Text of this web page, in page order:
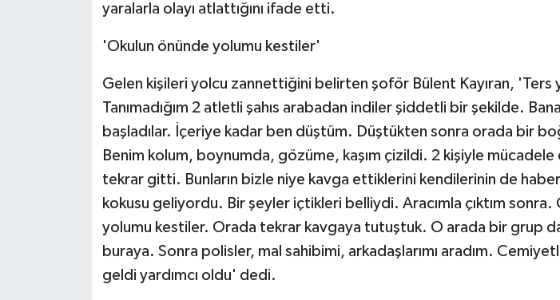
yaralarla olayı atlattığını ifade etti.
'Okulun önünde yolumu kestiler'
Gelen kişileri yolcu zannettiğini belirten şoför Bülent Kayıran, 'Ters
Tanımadığım 2 atletli şahıs arabadan indiler şiddetli bir şekilde.
başladılar. İçeriye kadar ben düştüm. Düştükten sonra orada bir
Benim kolum, boynumda, gözüme, kaşım çizildi. 2 kişiyle
tekrar gitti. Bunların bizle niye kavga ettiklerini kendilerinin de
kokusu geliyordu. Bir şeyler içtikleri belliydi. Aracımla çıktım sonra.
yolumu kestiler. Orada tekrar kavgaya tutuştuk. O arada bir grup
buraya. Sonra polisler, mal sahibimi, arkadaşlarımı aradım.
geldi yardımcı oldu' dedi.